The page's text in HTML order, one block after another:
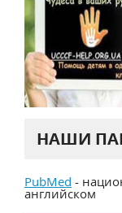
НАШИ
PubMed -
английском